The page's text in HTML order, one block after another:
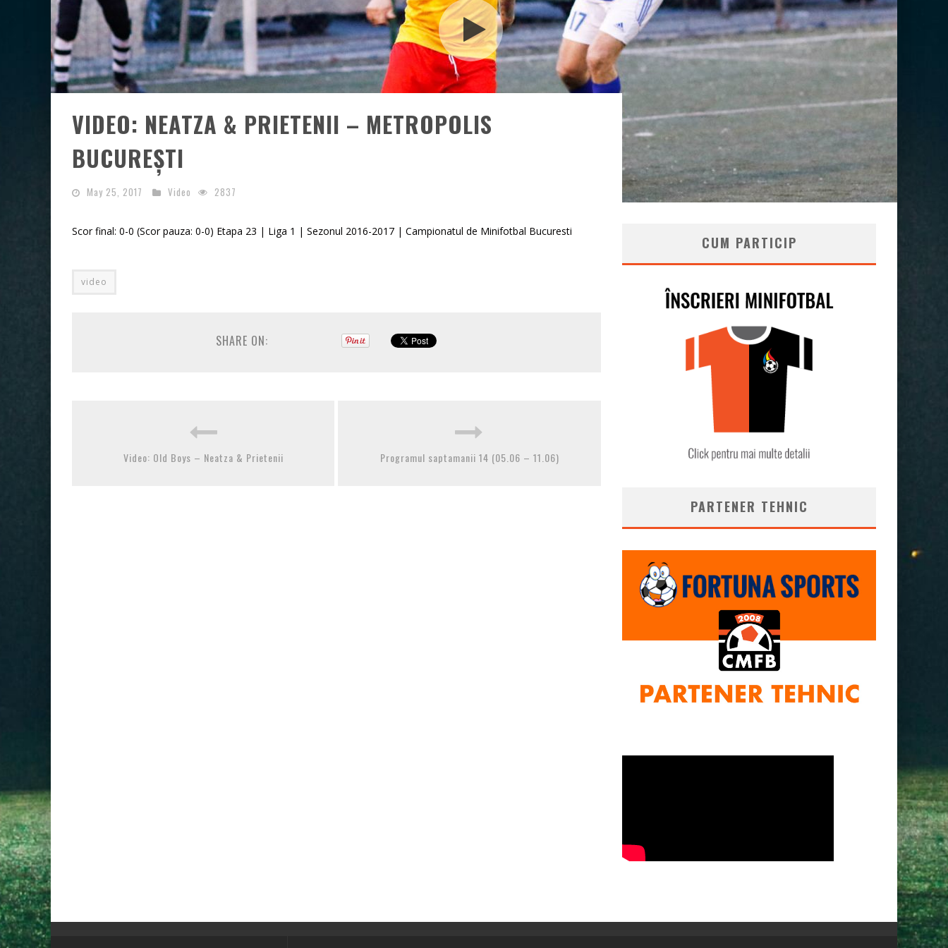
VIDEO: NEATZA & PRIETENII – METROPOLIS
BUCUREȘTI
May 25, 2017 Video 2837
Scor final: 0-0 (Scor pauza: 0-0) Etapa 23 | Liga 1 | Sezonul 2016-2017 | Campionatul de Minifotbal Bucuresti
video
SHARE ON:
Video: Old Boys – Neatza & Prietenii Programul saptamanii 14 (05.06 – 11.06)
CUM PARTICIP
PARTENER TEHNIC